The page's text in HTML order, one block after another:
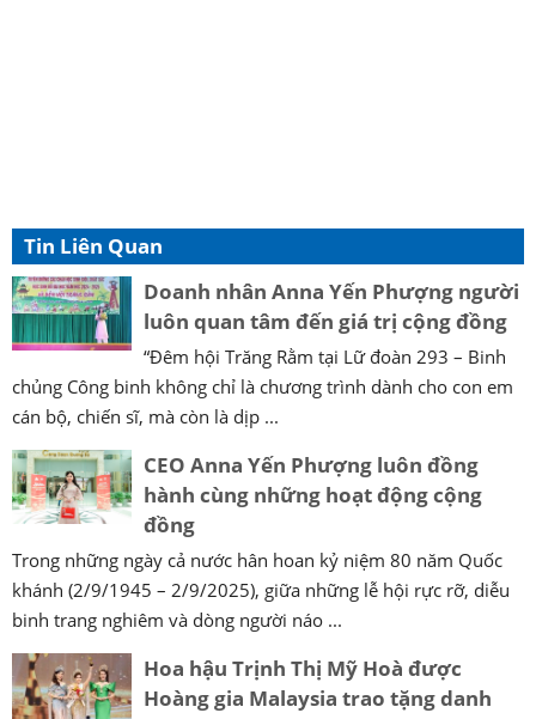
Tin Liên Quan
Doanh nhân Anna Yến Phượng người
luôn quan tâm đến giá trị cộng đồng
“Đêm hội Trăng Rằm tại Lữ đoàn 293 – Binh
chủng Công binh không chỉ là chương trình dành cho con em
cán bộ, chiến sĩ, mà còn là dịp ...
CEO Anna Yến Phượng luôn đồng
hành cùng những hoạt động cộng
đồng
Trong những ngày cả nước hân hoan kỷ niệm 80 năm Quốc
khánh (2/9/1945 – 2/9/2025), giữa những lễ hội rực rỡ, diễu
binh trang nghiêm và dòng người náo ...
Hoa hậu Trịnh Thị Mỹ Hoà được
Hoàng gia Malaysia trao tặng danh